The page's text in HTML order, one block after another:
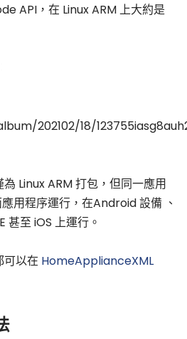
API，在 Linux ARM 上大約是
202102/18/
Linux ARM 打包，但同一應用
用程序運行，在Android 設備 、
至 iOS 上運行。
可以在 HomeApplianceXML